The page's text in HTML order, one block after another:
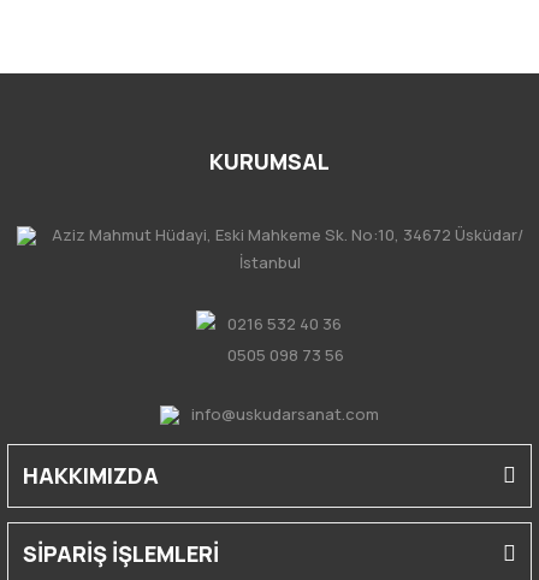
KURUMSAL
Aziz Mahmut Hüdayi, Eski Mahkeme Sk. No:10, 34672 Üsküdar/
İstanbul
0216 532 40 36
0505 098 73 56
info@uskudarsanat.com
HAKKIMIZDA
SİPARİŞ İŞLEMLERİ